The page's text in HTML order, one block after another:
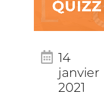
14
janvier
2021